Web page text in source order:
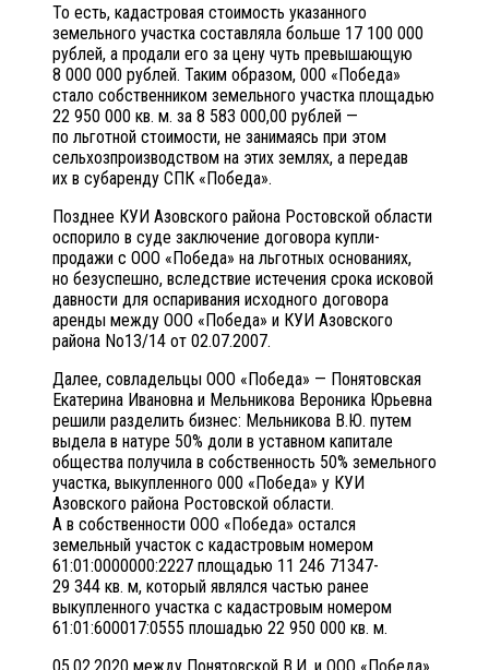
То есть, кадастровая стоимость указанного
земельного участка составляла больше 17 100 000
рублей, а продали его за цену чуть превышающую
8 000 000 рублей. Таким образом, 000 «Победа»
стало собственником земельного участка площадью
22 950 000 кв. м. за 8 583 000,00 рублей —
по льготной стоимости, не занимаясь при этом
сельхозпроизводством на этих землях, а передав
их в субаренду СПК «Победа».
Позднее КУИ Азовского района Ростовской области
оспорило в суде заключение договора купли-
продажи с ООО «Победа» на льготных основаниях,
но безуспешно, вследствие истечения срока исковой
давности для оспаривания исходного договора
аренды между ООО «Победа» и КУИ Азовского
района No13/14 от 02.07.2007.
Далее, совладельцы ООО «Победа» — Понятовская
Екатерина Ивановна и Мельникова Вероника Юрьевна
решили разделить бизнес: Мельникова В.Ю. путем
выдела в натуре 50% доли в уставном капитале
общества получила в собственность 50% земельного
участка, выкупленного 000 «Победа» у КУИ
Азовского района Ростовской области.
А в собственности ООО «Победа» остался
земельный участок с кадастровым номером
61:01:0000000:2227 площадью 11 246 71347-
29 344 кв. м, который являлся частью ранее
выкупленного участка с кадастровым номером
61:01:600017:0555 плошадью 22 950 000 кв. м.